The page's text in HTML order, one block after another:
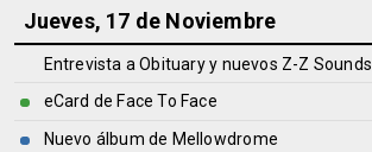
Jueves, 17 de Noviembre
Entrevista a Obituary y nuevos Z-Z Sounds
eCard de Face To Face
Nuevo álbum de Mellowdrome